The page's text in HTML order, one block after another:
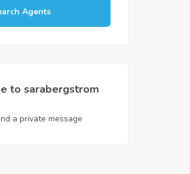
Agents
to sarabergstrom
a private message